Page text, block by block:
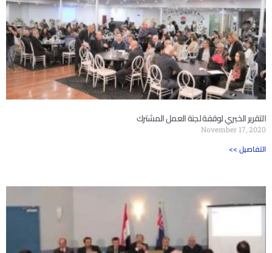
التقرير الخبري لوقفة لجنة العمل المشترك
November 17, 2020
<< التفاصيل